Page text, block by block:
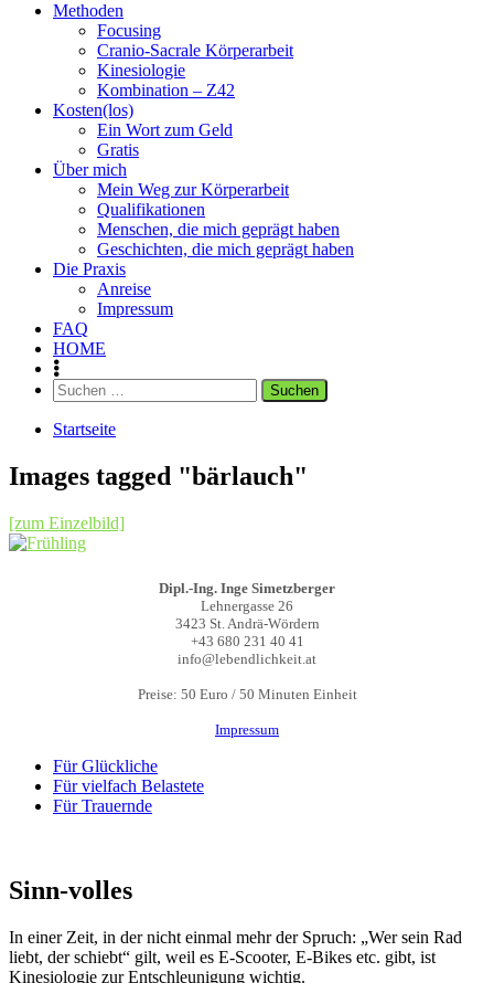
Methoden
Focusing
Cranio-Sacrale Körperarbeit
Kinesiologie
Kombination – Z42
Kosten(los)
Ein Wort zum Geld
Gratis
Über mich
Mein Weg zur Körperarbeit
Qualifikationen
Menschen, die mich geprägt haben
Geschichten, die mich geprägt haben
Die Praxis
Anreise
Impressum
FAQ
HOME
Suchen
nach:
Startseite
Images tagged "bärlauch"
[zum Einzelbild]
Dipl.-Ing. Inge Simetzberger
Lehnergasse 26
3423 St. Andrä-Wördern
+43 680 231 40 41
info@lebendlichkeit.at
Preise: 50 Euro / 50 Minuten Einheit
Impressum
Für Glückliche
Für vielfach Belastete
Für Trauernde
Sinn-volles
In einer Zeit, in der nicht einmal mehr der Spruch: „Wer sein Rad
liebt, der schiebt“ gilt, weil es E-Scooter, E-Bikes etc. gibt, ist
Kinesiologie zur Entschleunigung wichtig.